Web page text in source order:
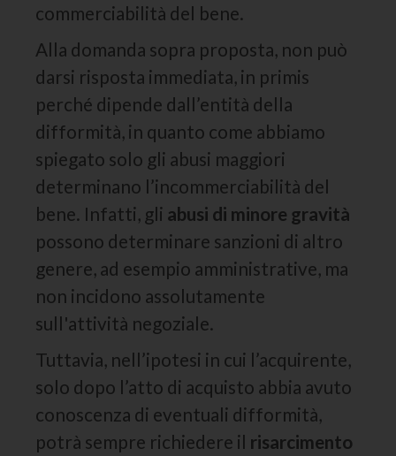
commerciabilità del bene.
Alla domanda sopra proposta, non può
darsi risposta immediata, in primis
perché dipende dall’entità della
difformità, in quanto come abbiamo
spiegato solo gli abusi maggiori
determinano l’incommerciabilità del
bene. Infatti, gli abusi di minore gravità
possono determinare sanzioni di altro
genere, ad esempio amministrative, ma
non incidono assolutamente
sull'attività negoziale.
Tuttavia, nell’ipotesi in cui l’acquirente,
solo dopo l’atto di acquisto abbia avuto
conoscenza di eventuali difformità,
potrà sempre richiedere il risarcimento